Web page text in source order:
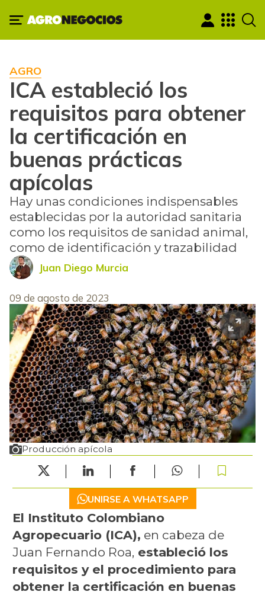
AGRO
ICA estableció los
requisitos para obtener
la certificación en
buenas prácticas
apícolas
Hay unas condiciones indispensables
establecidas por la autoridad sanitaria
como los requisitos de sanidad animal,
como de identificación y trazabilidad
Juan Diego Murcia
09 de agosto de 2023
Producción apícola
UNIRSE A WHATSAPP
El Instituto Colombiano
Agropecuario (ICA), en cabeza de
Juan Fernando Roa, estableció los
requisitos y el procedimiento para
obtener la certificación en buenas